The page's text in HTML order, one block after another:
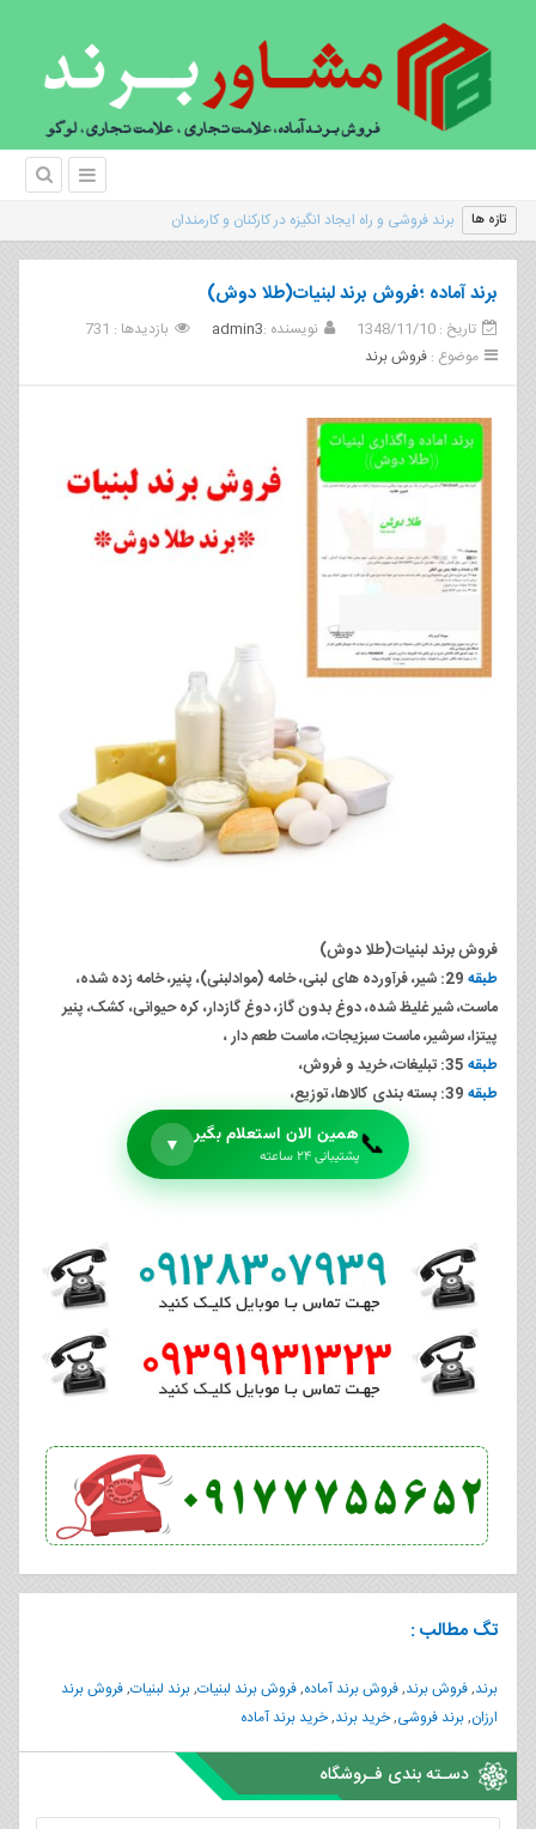
تازه ها |
برند آماده ؛فروش برند لبنیات(طلا دوش)
تاریخ : 1348/11/10 نویسنده :admin3
بازدیدها : 731
موضوع : فروش برند
فروش برند لبنیات(طلا دوش)
طبقه
29: شیر، فرآورده های لبنی، خامه (موادلبنی)، پنیر، خامه زده شده،
ماست، شیر غلیظ شده، دوغ بدون گاز، دوغ گازدار، کره حیوانی، کشک، پنیر
پیتزا، سرشیر، ماست سبزیجات، ماست طعم دار ،
طبقه
طبقه
📞همین الان استعلام بگیر
پشتیبانی ۲۴ ساعته
▼
تگ مطالب :
برند,فروش برند,فروش برند آماده,فروش برند لبنیات,برند لبنیات,فروش برند
ارزان,برند فروشی,خرید برند,خرید برند آماده
دسـته بندی فـروشگاه